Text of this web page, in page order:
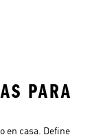
PARA
en casa. Define